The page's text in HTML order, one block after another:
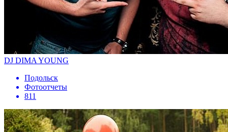
DJ DIMA YOUNG
Подольск
Фотоотчеты
811